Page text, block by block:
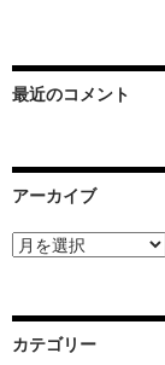
最近のコメント
アーカイブ
ア
ー
ブ
カテゴリー